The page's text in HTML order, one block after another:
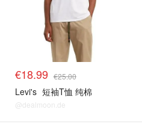
€18.99 €25.00
Levi's 短袖T恤 纯棉
@dealmoon.de